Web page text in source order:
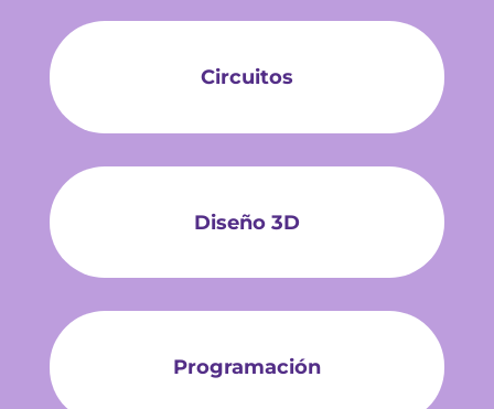
Circuitos
Diseño 3D
Programación